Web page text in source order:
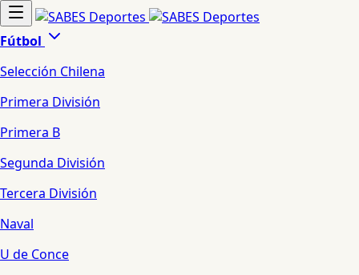
Fútbol
Selección Chilena
Primera División
Primera B
Segunda División
Tercera División
Naval
U de Conce